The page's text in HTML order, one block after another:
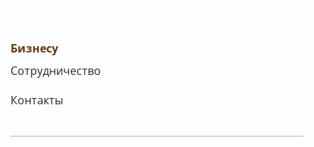
Бизнесу
Сотрудничество
Контакты